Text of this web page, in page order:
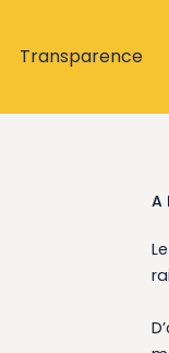
Transparence
A